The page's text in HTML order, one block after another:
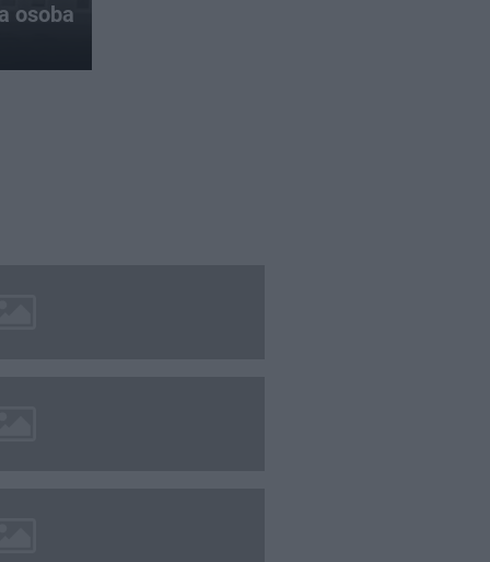
osoba